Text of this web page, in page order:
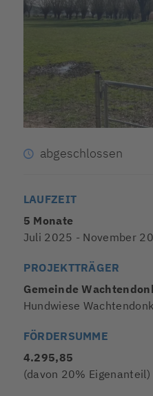
abgeschlossen
LAUFZEIT
5 Monate
Juli 2025 - November
PROJEKTTRÄGER
Gemeinde
Hundwiese Wachtendonk
FÖRDERSUMME
4.295,85
(davon 20% Eigenanteil)